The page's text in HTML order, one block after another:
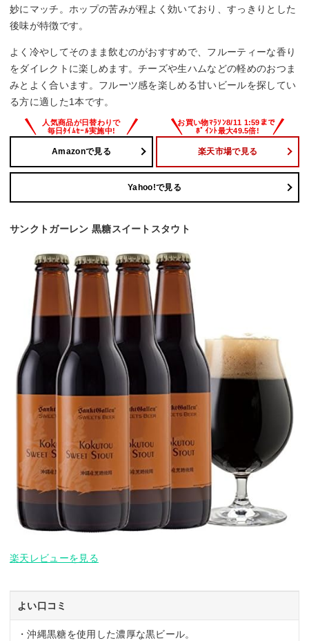
妙にマッチ。ホップの苦みが程よく効いており、すっきりとした
後味が特徴です。
よく冷やしてそのまま飲むのがおすすめで、フルーティーな香り
をダイレクトに楽しめます。チーズや生ハムなどの軽めのおつま
みとよく合います。フルーツ感を楽しめる甘いビールを探してい
る方に適した1本です。
Amazonで見る 楽天市場で見る
Yahoo!で見る
サンクトガーレン 黒糖スイートスタウト
楽天レビューを見る
よい口コミ
・沖縄黒糖を使用した濃厚な黒ビール。